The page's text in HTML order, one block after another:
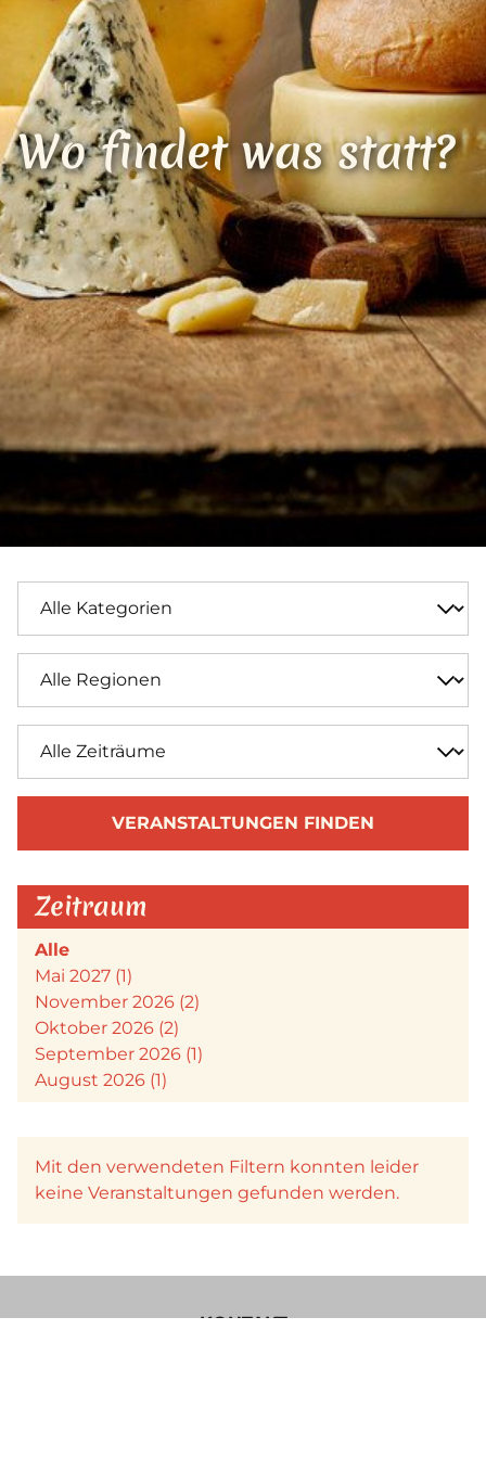
Wo findet was statt?
Loading...
VERANSTALTUNGEN FINDEN
Zeitraum
Alle
Mai 2027 (1)
November 2026 (2)
Oktober 2026 (2)
September 2026 (1)
August 2026 (1)
Mit den verwendeten Filtern konnten leider
keine Veranstaltungen gefunden werden.
KONTAKT